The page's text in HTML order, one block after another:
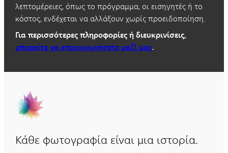
λεπτομέρειες, όπως το πρόγραμμα, οι εισηγητές ή το
κόστος, ενδέχεται να αλλάξουν χωρίς προειδοποίηση.
Για περισσότερες πληροφορίες ή διευκρινίσεις,
μπορείτε να επικοινωνήσετε μαζί μας.
Κάθε φωτογραφία είναι μια ιστορία.